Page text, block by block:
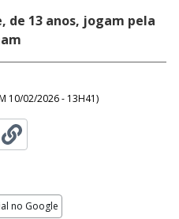
de 13 anos, jogam pela
10/02/2026 - 13H41)
no Google